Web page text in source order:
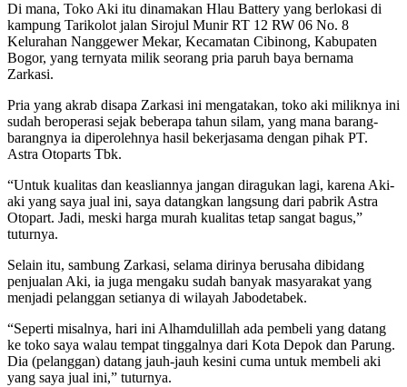
Di mana, Toko Aki itu dinamakan Hlau Battery yang berlokasi di
kampung Tarikolot jalan Sirojul Munir RT 12 RW 06 No. 8
Kelurahan Nanggewer Mekar, Kecamatan Cibinong, Kabupaten
Bogor, yang ternyata milik seorang pria paruh baya bernama
Zarkasi.
Pria yang akrab disapa Zarkasi ini mengatakan, toko aki miliknya ini
sudah beroperasi sejak beberapa tahun silam, yang mana barang-
barangnya ia diperolehnya hasil bekerjasama dengan pihak PT.
Astra Otoparts Tbk.
“Untuk kualitas dan keasliannya jangan diragukan lagi, karena Aki-
aki yang saya jual ini, saya datangkan langsung dari pabrik Astra
Otopart. Jadi, meski harga murah kualitas tetap sangat bagus,”
tuturnya.
Selain itu, sambung Zarkasi, selama dirinya berusaha dibidang
penjualan Aki, ia juga mengaku sudah banyak masyarakat yang
menjadi pelanggan setianya di wilayah Jabodetabek.
“Seperti misalnya, hari ini Alhamdulillah ada pembeli yang datang
ke toko saya walau tempat tinggalnya dari Kota Depok dan Parung.
Dia (pelanggan) datang jauh-jauh kesini cuma untuk membeli aki
yang saya jual ini,” tuturnya.